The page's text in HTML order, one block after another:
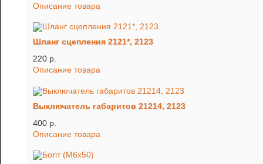
Описание товара
Шланг сцепления 2121*, 2123
220 p.
Описание товара
Выключатель габаритов 21214, 2123
400 p.
Описание товара